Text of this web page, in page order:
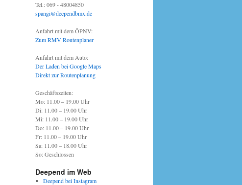
Tel.: 069 - 48004850
spangi@deependbmx.de
Anfahrt mit dem ÖPNV:
Zum RMV Routenplaner
Anfahrt mit dem Auto:
Der Laden bei Google Maps
Direkt zur Routenplanung
Geschäftszeiten:
Mo: 11.00 – 19.00 Uhr
Di: 11.00 – 19.00 Uhr
Mi: 11.00 – 19.00 Uhr
Do: 11.00 – 19.00 Uhr
Fr: 11.00 – 19.00 Uhr
Sa: 11.00 – 18.00 Uhr
So: Geschlossen
Deepend im Web
Deepend bei Instagram